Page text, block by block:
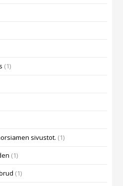
(1)
sivustot. (1)
(1)
(1)